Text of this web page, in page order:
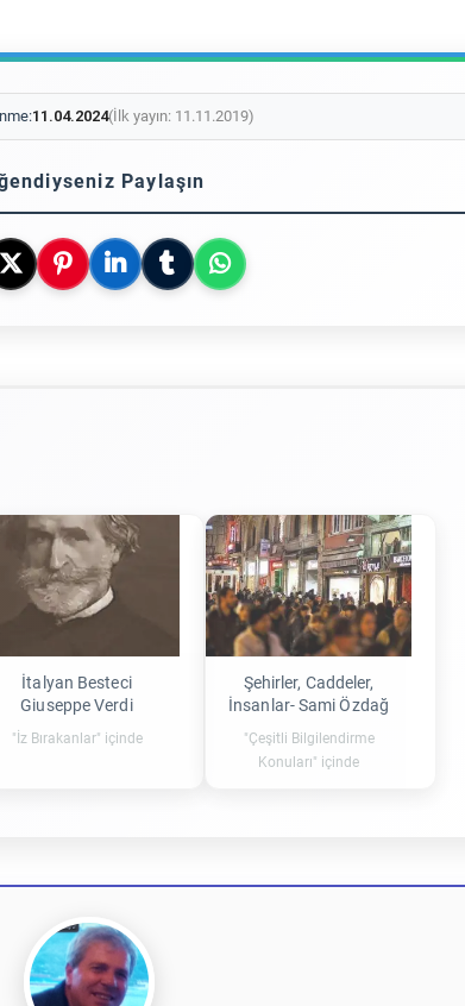
11.04.2024(İlk yayın: 11.11.2019)
Paylaşın
İtalyan Besteci
Giuseppe Verdi
"İz Bırakanlar" içinde
Şehirler, Caddeler,
İnsanlar- Sami Özdağ
"Çeşitli Bilgilendirme
Konuları" içinde